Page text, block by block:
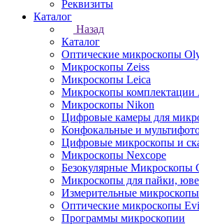
Реквизиты
Каталог
Назад
Каталог
Оптические микроскопы
Микроскопы Zeiss
Микроскопы Leica
Микроскопы комплектации
Микроскопы Nikon
Цифровые камеры для
Конфокальные и
Цифровые микроскопы и
Микроскопы Nexcope
Безокулярные Микроскопы
Микроскопы для пайки,
Измерительные микроскопы
Оптические микроскопы
Программы микроскопии